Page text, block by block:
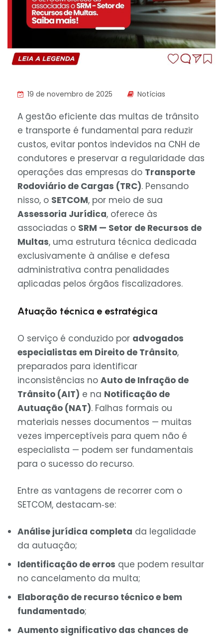
19 de novembro de 2025 Notícias
A gestão eficiente das multas de trânsito
e transporte é fundamental para reduzir
custos, evitar pontos indevidos na CNH de
condutores e preservar a regularidade das
operações das empresas do Transporte
Rodoviário de Cargas (TRC). Pensando
nisso, o SETCOM, por meio de sua
Assessoria Jurídica, oferece às
associadas o SRM — Setor de Recursos de
Multas, uma estrutura técnica dedicada
exclusivamente à análise e defesa
administrativa contra penalidades
aplicadas pelos órgãos fiscalizadores.
Atuação técnica e estratégica
O serviço é conduzido por advogados
especialistas em Direito de Trânsito,
preparados para identificar
inconsistências no Auto de Infração de
Trânsito (AIT) e na Notificação de
Autuação (NAT). Falhas formais ou
materiais nesses documentos — muitas
vezes imperceptíveis para quem não é
especialista — podem ser fundamentais
para o sucesso do recurso.
Entre as vantagens de recorrer com o
SETCOM, destacam‑se:
Análise jurídica completa da legalidade
da autuação;
Identificação de erros que podem resultar
no cancelamento da multa;
Elaboração de recurso técnico e bem
fundamentado;
Aumento significativo das chances de